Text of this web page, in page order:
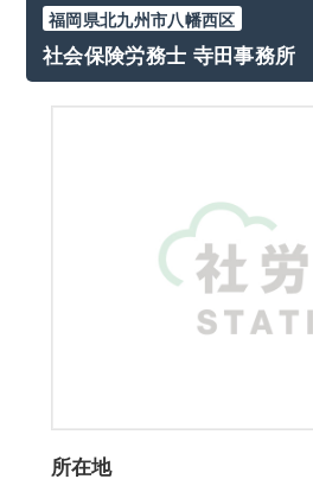
福岡県北九州市八幡西区
社会保険労務士 寺田事務所
所在地